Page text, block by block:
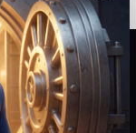
stránkách
zdrojů. Při
poskytovat čtenářům
internetových stránek